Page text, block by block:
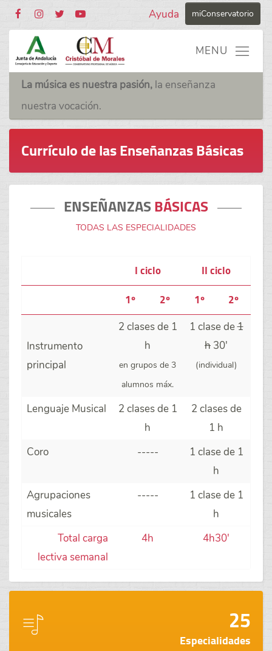
miConservatorio
Ayuda
La música es nuestra pasión, la enseñanza
nuestra vocación.
Currículo de las Enseñanzas Básicas
ENSEÑANZASBÁSICAS
TODAS LAS ESPECIALIDADES
I ciclo
II ciclo
1º
2º 1º 2º
Instrumento
principal
2 clases de 1
h
en grupos de 3
alumnos máx.
1 clase de1
h 30'
(individual)
Lenguaje Musical
2 clases de 1
h
2 clases de
1 h
Coro
-----
1 clase de 1
h
Agrupaciones
musicales
-----
1 clase de 1
h
Total carga
lectiva semanal
4h 4h30'
25
Especialidades